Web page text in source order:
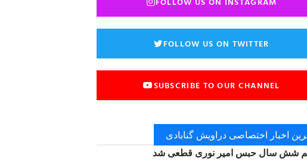
FOLLOW US ON TWITTER
SUBSCRIBE TO OUR CHANNEL
اخبار اختصاصی دراویش گنابادی
شش سال حبس امیر نوری قطعی شد